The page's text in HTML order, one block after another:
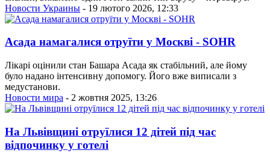
Новости Украины - 19 лютого 2026, 12:33
Асада намагалися отруїти у Москві - SOHR
Лікарі оцінили стан Башара Асада як стабільний, але йому
було надано інтенсивну допомогу. Його вже виписали з
медустанови.
Новости мира - 2 жовтня 2025, 13:26
На Львівщині отруїлися 12 дітей під час
відпочинку у готелі